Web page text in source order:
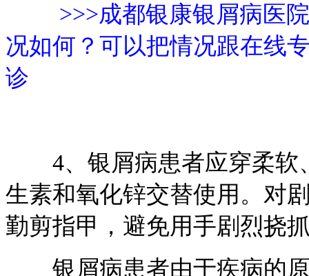
>>>成都银康银屑病医
况如何？可以把情况跟在线
诊
4、银屑病患者应穿柔软
生素和氧化锌交替使用。对
勤剪指甲，避免用手剧烈挠
银屑病患者由于疾病的原